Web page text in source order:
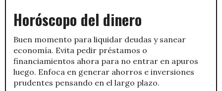
Horóscopo del dinero
Buen momento para liquidar deudas y sanear
economía. Evita pedir préstamos o
financiamientos ahora para no entrar en apuros
luego. Enfoca en generar ahorros e inversiones
prudentes pensando en el largo plazo.